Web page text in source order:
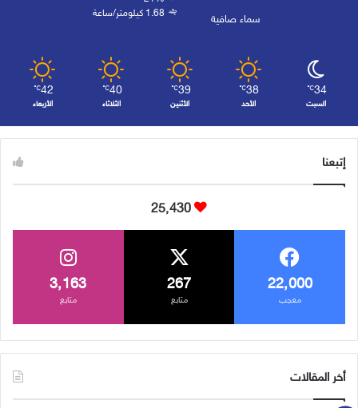
سماء صافية
1.68 كيلومتر/ساعة
34
℃
السبت
38
℃
الأحد
39
℃
الأثنين
40
℃
الثلاثاء
42
℃
الأربعاء
إتبعنا
25٬430
22٬000
معجب
267
متابع
3٬163
متابع
أخر المقالات